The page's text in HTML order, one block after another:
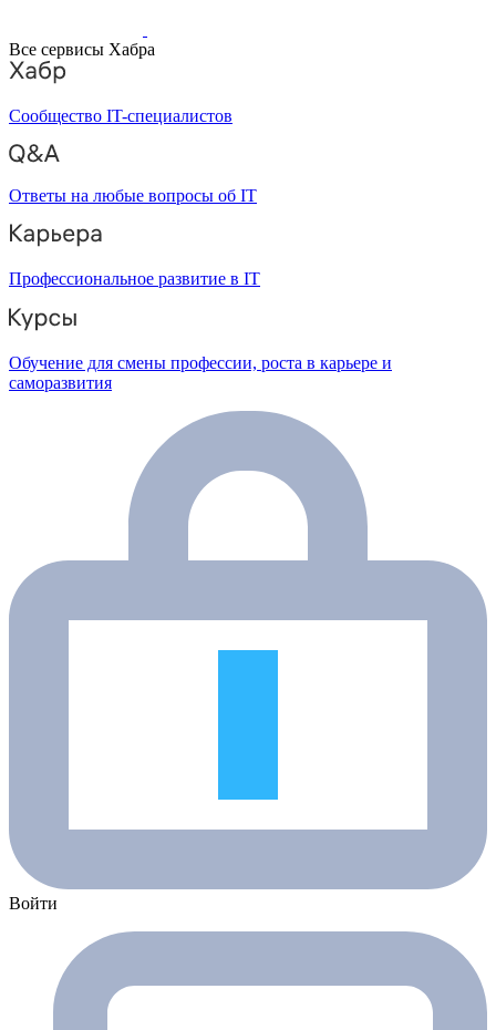
Все сервисы Хабра
Сообщество IT-специалистов
Ответы на любые вопросы об IT
Профессиональное развитие в IT
Обучение для смены профессии, роста в карьере и
саморазвития
Войти